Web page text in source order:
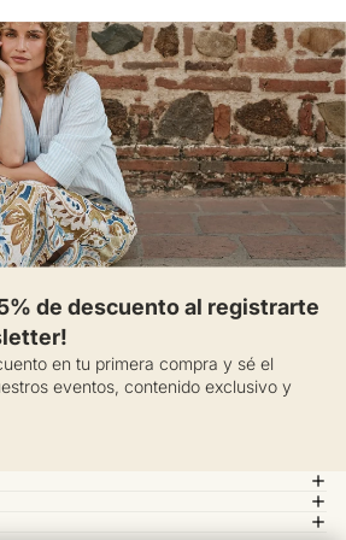
de descuento al registrarte
en tu primera compra y sé el
eventos, contenido exclusivo y